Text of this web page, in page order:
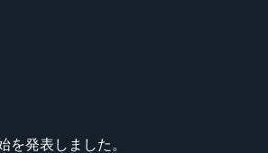
を発表しました。